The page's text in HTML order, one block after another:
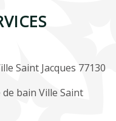
Saint Jacques 77130
bain Ville Saint